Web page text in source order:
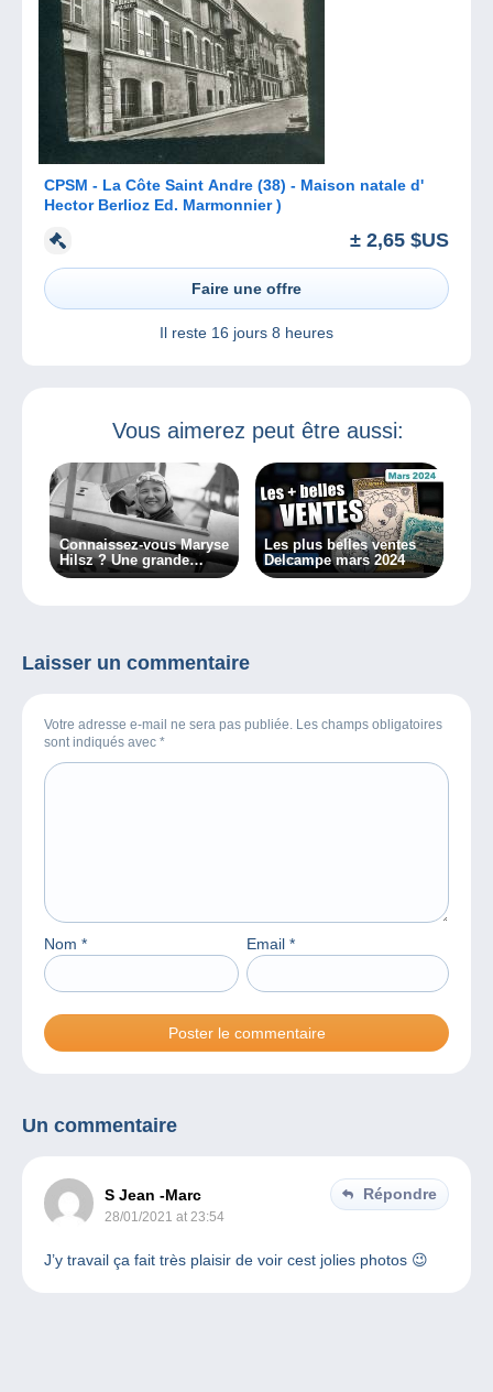
CPSM - La Côte Saint Andre (38) - Maison natale d'
Hector Berlioz Ed. Marmonnier )
± 2,65 $US
Faire une offre
Il reste 16 jours 8 heures
Vous aimerez peut être aussi:
Connaissez-vous Maryse
Hilsz ? Une grande
dame de l’aérophilatélie
Les plus belles ventes
Delcampe mars 2024
Laisser un commentaire
Votre adresse e-mail ne sera pas publiée. Les champs obligatoires
sont indiqués avec *
Nom * Email *
Un commentaire
S Jean -Marc
28/01/2021 at 23:54
Répondre
J’y travail ça fait très plaisir de voir cest jolies photos 😉